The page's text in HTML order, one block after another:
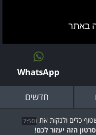
WhatsApp
חדשים
7:50
הזה יעזור לכם!